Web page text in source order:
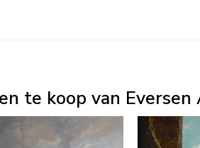
te koop van Eversen